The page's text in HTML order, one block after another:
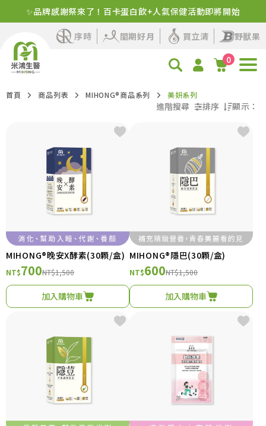
✨品牌感謝祭來了！百卡蛋白飲+人氣保健活動即將開始
序時 閨期好月 買立清
野獸果
0
首頁 商品列表 MIHONG®商品系列 美妍系列
進階搜尋
全部清除
排序
熱門程度優先
最新上架優先
價格由高到低
價格由低到高
顯示：
MIHONG®晚安X酵素(30顆/盒)
NT$700NT$1,500
加入購物車
MIHONG®隱巴(30顆/盒)
NT$600NT$1,500
加入購物車